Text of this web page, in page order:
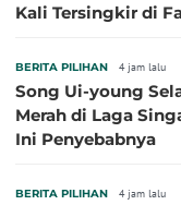
Kali Tersingkir di
BERITA PILIHAN 4 jam lalu
Song Ui-young
Merah di Laga
Ini Penyebabnya
BERITA PILIHAN 4 jam lalu